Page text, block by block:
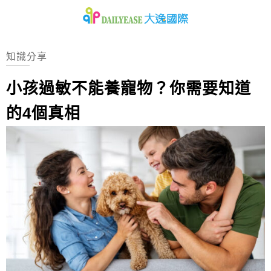
知識分享
小孩過敏不能養寵物？你需要知道
的4個真相